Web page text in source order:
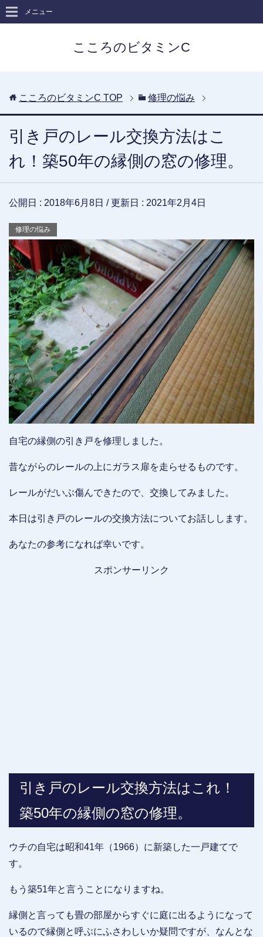
こころのビタミンC
メニュー
こころのビタミンC TOP 修理の悩み
引き戸のレール交換方法はこ
れ！築50年の縁側の窓の修理。
公開日 : 2018年6月8日 / 更新日 : 2021年2月4日
修理の悩み
自宅の縁側の引き戸を修理しました。
昔ながらのレールの上にガラス扉を走らせるものです。
レールがだいぶ傷んできたので、交換してみました。
本日は引き戸のレールの交換方法についてお話しします。
あなたの参考になれば幸いです。
スポンサーリンク
引き戸のレール交換方法はこれ！
築50年の縁側の窓の修理。
ウチの自宅は昭和41年（1966）に新築した一戸建てで
す。
もう築51年と言うことになりますね。
縁側と言っても畳の部屋からすぐに庭に出るようになって
いるので縁側と呼ぶにふさわしいか疑問ですが、なんとな